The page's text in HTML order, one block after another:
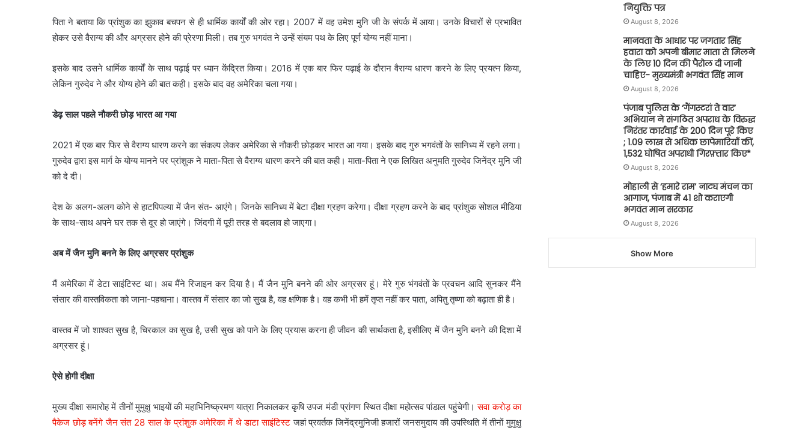
पिता ने बताया कि प्रांशुक का झुकाव बचपन से ही धार्मिक कार्यों की ओर रहा। 2007 में वह उमेश मुनि जी के संपर्क में आया। उनके विचारों से प्रभावित
होकर उसे वैराग्य की और अग्रसर होने की प्रेरणा मिली। तब गुरु भगवंत ने उन्हें संयम पथ के लिए पूर्ण योग्य नहीं माना।
इसके बाद उसने धार्मिक कार्यों के साथ पढ़ाई पर ध्यान केंद्रित किया। 2016 में एक बार फिर पढ़ाई के दौरान वैराग्य धारण करने के लिए प्रयत्न किया,
लेकिन गुरुदेव ने और योग्य होने की बात कही। इसके बाद वह अमेरिका चला गया।
डेढ़ साल पहले नाैकरी छोड़ भारत आ गया
2021 में एक बार फिर से वैराग्य धारण करने का संकल्प लेकर अमेरिका से नौकरी छोड़कर भारत आ गया। इसके बाद गुरु भगवंतों के सानिध्य में रहने लगा।
गुरुदेव द्वारा इस मार्ग के योग्य मानने पर प्रांशुक ने माता-पिता से वैराग्य धारण करने की बात कही। माता-पिता ने एक लिखित अनुमति गुरुदेव जिनेंद्र मुनि जी
को दे दी।
देश के अलग-अलग कोने से हाटपिपल्या में जैन संत- आएंगे। जिनके सानिध्य में बेटा दीक्षा ग्रहण करेगा। दीक्षा ग्रहण करने के बाद प्रांशुक सोशल मीडिया
के साथ-साथ अपने घर तक से दूर हो जाएंगे। जिंदगी में पूरी तरह से बदलाव हो जाएगा।
अब में जैन मुनि बनने के लिए अग्रसर प्रांशुक
मैं अमेरिका में डेटा साइंटिस्ट था। अब मैंने रिजाइन कर दिया है। मैं जैन मुनि बनने की ओर अग्रसर हूं। मेरे गुरु भंगवंतों के प्रवचन आदि सुनकर मैंने
संसार की वास्तविकता को जाना-पहचाना। वास्तव में संसार का जो सुख है, वह क्षणिक है। वह कभी भी हमें तृप्त नहीं कर पाता, अपितु तृष्णा को बढ़ाता ही है।
वास्तव में जो शाश्वत सुख है, चिरकाल का सुख है, उसी सुख को पाने के लिए प्रयास करना ही जीवन की सार्थकता है, इसीलिए में जैन मुनि बनने की दिशा में
अग्रसर हूं।
ऐसे होगी दीक्षा
मुख्य दीक्षा समारोह में तीनों मुमुक्षु भाइयों की महाभिनिष्क्रमण यात्रा निकालकर कृषि उपज मंडी प्रांगण स्थित दीक्षा महोत्सव पांडाल पहुंचेगी।सवा करोड़ का
पैकेज छोड़ बनेंगे जैन संत 28 साल के प्रांशुक अमेरिका में थे डाटा साइंटिस्टजहां प्रवर्तक जिनेंद्रमुनिजी हजारों जनसमुदाय की उपस्थिति में तीनों मुमुक्षु
नियुक्ति पत्र
August 8, 2026
मानवता के आधार पर जगतार सिंह
हवारा को अपनी बीमार माता से मिलने
के लिए 10 दिन की पैरोल दी जानी
चाहिए- मुख्यमंत्री भगवंत सिंह मान
August 8, 2026
पंजाब पुलिस के ‘गैंगस्टरां ते वार’
अभियान ने संगठित अपराध के विरुद्ध
निरंतर कार्रवाई के 200 दिन पूरे किए
; 1.09 लाख से अधिक छापेमारियाँ कीं,
1,532 घोषित अपराधी गिरफ़्तार किए*
August 8, 2026
मोहाली से ‘हमारे राम’ नाट्य मंचन का
आगाज, पंजाब में 41 शो कराएगी
भगवंत मान सरकार
August 8, 2026
Show More